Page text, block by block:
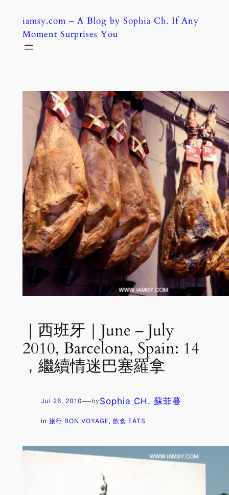
content
iamsy.com – A Blog by Sophia Ch. If Any
Moment Surprises You
｜西班牙｜June – July
2010, Barcelona, Spain: 14
，繼續情迷巴塞羅拿
Jul 26, 2010—by Sophia CH. 蘇菲蔓
in 旅行 BON VOYAGE, 飲食 EATS